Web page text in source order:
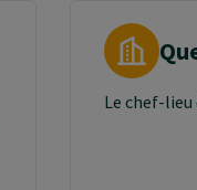
Le chef-